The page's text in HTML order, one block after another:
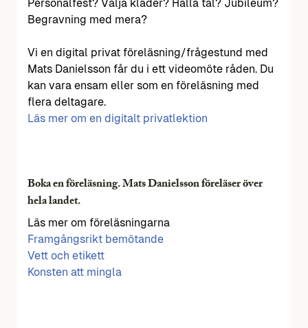
Personalfest? Välja kläder? Hålla tal? Jubileum?
Begravning med mera?
Vi en digital privat föreläsning/frågestund med
Mats Danielsson får du i ett videomöte råden. Du
kan vara ensam eller som en föreläsning med
flera deltagare.
Läs mer om en digitalt privatlektion
Boka en föreläsning. Mats Danielsson föreläser över
hela landet.
Läs mer om föreläsningarna
Framgångsrikt bemötande
Vett och etikett
Konsten att mingla